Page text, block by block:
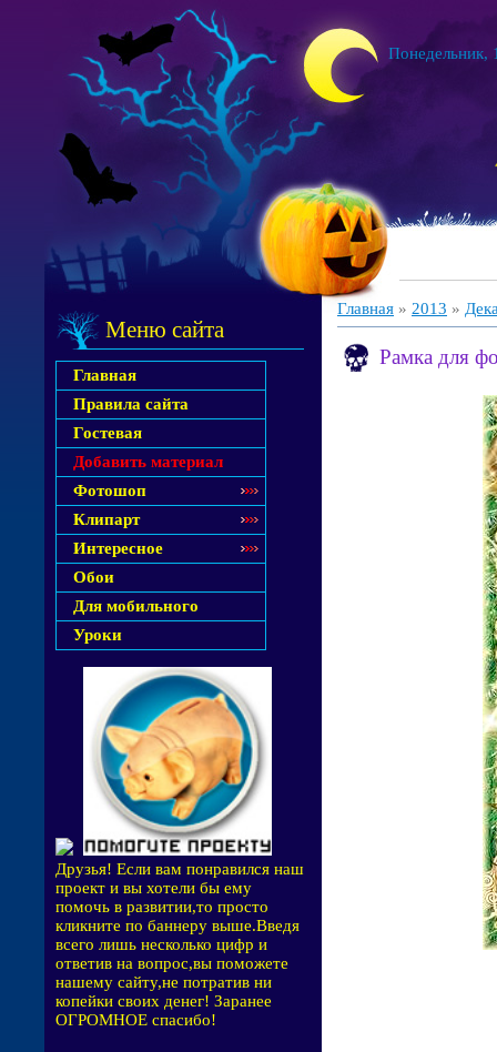
Понедельник,
Меню сайта
Главная
Правила сайта
Гостевая
Добавить материал
Фотошоп
Клипарт
Интересное
Обои
Для мобильного
Уроки
Друзья! Если вам понравился наш
проект и вы хотели бы ему
помочь в развитии,то просто
кликните по баннеру выше.Введя
всего лишь несколько цифр и
ответив на вопрос,вы поможете
нашему сайту,не потратив ни
копейки своих денег! Заранее
ОГРОМНОЕ спасибо!
Главная » 2013 »
Рамка для